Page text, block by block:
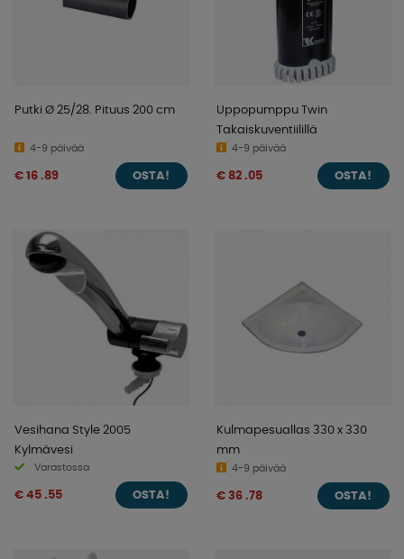
Putki Ø 25/28. Pituus 200 cm
4-9 päivää
€ 16 .89 OSTA!
Uppopumppu Twin
Takaiskuventiilillä
4-9 päivää
€ 82 .05 OSTA!
Vesihana Style 2005
Kylmävesi
Varastossa
€ 45 .55 OSTA!
Kulmapesuallas 330 x 330
mm
4-9 päivää
€ 36 .78 OSTA!